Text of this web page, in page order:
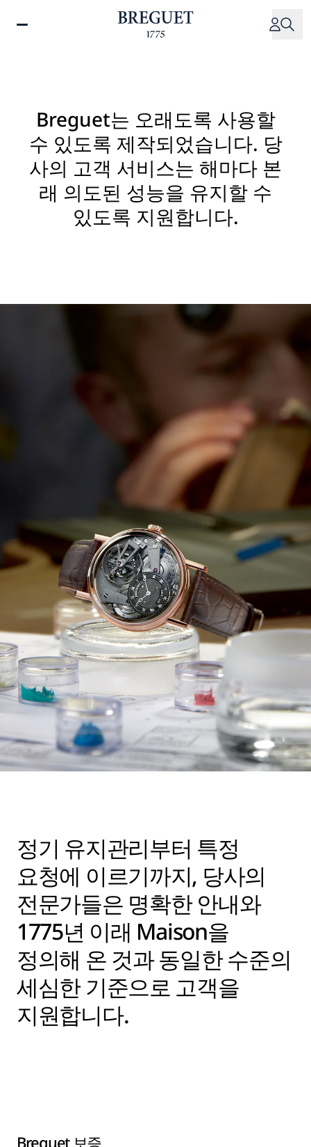
Breguet는 오래도록 사용할
수 있도록 제작되었습니다. 당
사의 고객 서비스는 해마다 본
래 의도된 성능을 유지할 수
있도록 지원합니다.
정기 유지관리부터 특정
요청에 이르기까지, 당사의
전문가들은 명확한 안내와
1775년 이래 Maison을
정의해 온 것과 동일한 수준의
세심한 기준으로 고객을
지원합니다.
Breguet 보증